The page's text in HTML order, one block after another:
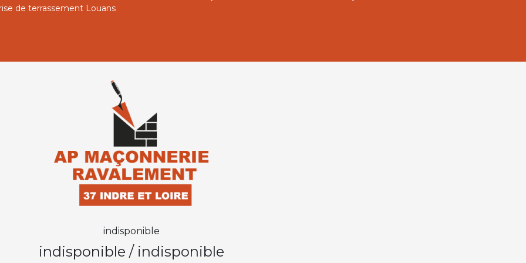
de terrassement Louans
indisponible
indisponible / indisponible